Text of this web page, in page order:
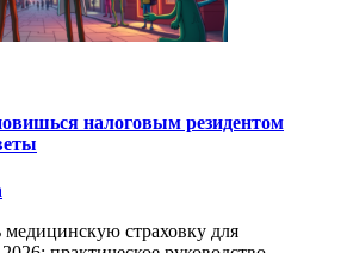
налоговым резидентом